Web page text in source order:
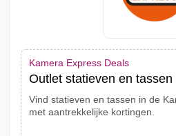
Kamera Express Deals
Outlet statieven en tassen
Vind statieven en tassen in de
met aantrekkelijke kortingen.